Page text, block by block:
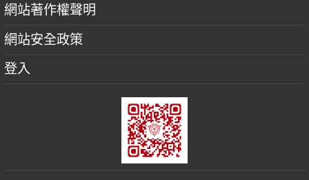
網站著作權聲明
網站安全政策
登入